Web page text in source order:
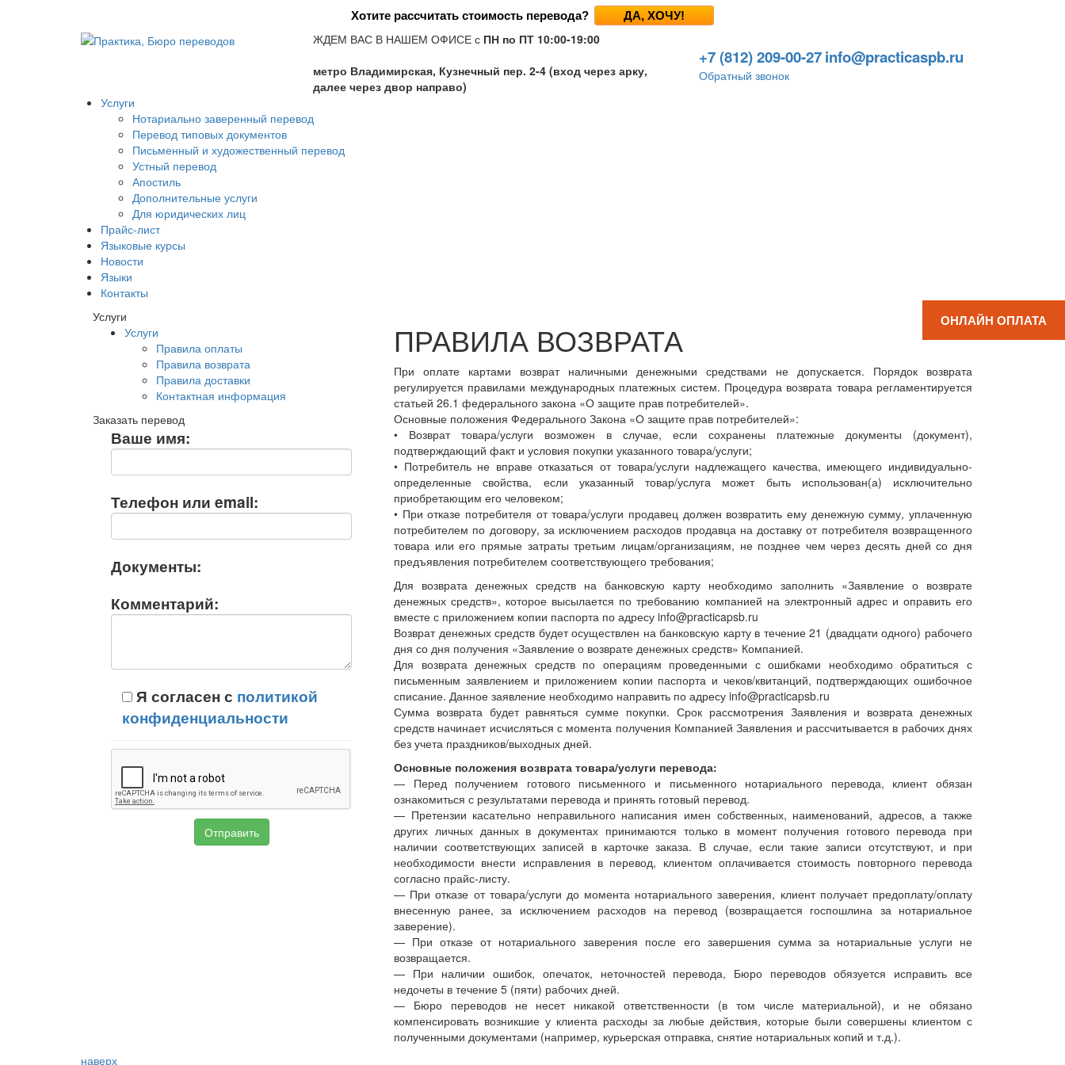
Хотите рассчитать стоимость перевода? ДА, ХОЧУ!
ЖДЕМ ВАС В НАШЕМ ОФИСЕ с ПН по ПТ 10:00-19:00
метро Владимирская, Кузнечный пер. 2-4 (вход через арку,
далее через двор направо)
+7 (812) 209-00-27info@practicaspb.ru
Обратный звонок
Услуги
Нотариально заверенный перевод
Перевод типовых документов
Письменный и художественный перевод
Устный перевод
Апостиль
Дополнительные услуги
Для юридических лиц
Прайс-лист
Языковые курсы
Новости
Языки
Контакты
ОНЛАЙН ОПЛАТА
Услуги
Услуги
Правила оплаты
Правила возврата
Правила доставки
Контактная информация
Заказать перевод
Ваше имя:
Телефон или email:
Документы:
Комментарий:
Я согласен с политикой
конфиденциальности
ПРАВИЛА ВОЗВРАТА
При оплате картами возврат наличными денежными средствами не допускается. Порядок возврата
регулируется правилами международных платежных систем. Процедура возврата товара регламентируется
статьей 26.1 федерального закона «О защите прав потребителей».
Основные положения Федерального Закона «О защите прав потребителей»:
• Возврат товара/услуги возможен в случае, если сохранены платежные документы (документ),
подтверждающий факт и условия покупки указанного товара/услуги;
• Потребитель не вправе отказаться от товара/услуги надлежащего качества, имеющего индивидуально-
определенные свойства, если указанный товар/услуга может быть использован(а) исключительно
приобретающим его человеком;
• При отказе потребителя от товара/услуги продавец должен возвратить ему денежную сумму, уплаченную
потребителем по договору, за исключением расходов продавца на доставку от потребителя возвращенного
товара или его прямые затраты третьим лицам/организациям, не позднее чем через десять дней со дня
предъявления потребителем соответствующего требования;
Для возврата денежных средств на банковскую карту необходимо заполнить «Заявление о возврате
денежных средств», которое высылается по требованию компанией на электронный адрес и оправить его
вместе с приложением копии паспорта по адресу info@practicapsb.ru
Возврат денежных средств будет осуществлен на банковскую карту в течение 21 (двадцати одного) рабочего
дня со дня получения «Заявление о возврате денежных средств» Компанией.
Для возврата денежных средств по операциям проведенными с ошибками необходимо обратиться с
письменным заявлением и приложением копии паспорта и чеков/квитанций, подтверждающих ошибочное
списание. Данное заявление необходимо направить по адресу info@practicapsb.ru
Сумма возврата будет равняться сумме покупки. Срок рассмотрения Заявления и возврата денежных
средств начинает исчисляться с момента получения Компанией Заявления и рассчитывается в рабочих днях
без учета праздников/выходных дней.
Основные положения возврата товара/услуги перевода:
— Перед получением готового письменного и письменного нотариального перевода, клиент обязан
ознакомиться с результатами перевода и принять готовый перевод.
— Претензии касательно неправильного написания имен собственных, наименований, адресов, а также
других личных данных в документах принимаются только в момент получения готового перевода при
наличии соответствующих записей в карточке заказа. В случае, если такие записи отсутствуют, и при
необходимости внести исправления в перевод, клиентом оплачивается стоимость повторного перевода
согласно прайс-листу.
— При отказе от товара/услуги до момента нотариального заверения, клиент получает предоплату/оплату
внесенную ранее, за исключением расходов на перевод (возвращается госпошлина за нотариальное
заверение).
— При отказе от нотариального заверения после его завершения сумма за нотариальные услуги не
возвращается.
— При наличии ошибок, опечаток, неточностей перевода, Бюро переводов обязуется исправить все
недочеты в течение 5 (пяти) рабочих дней.
— Бюро переводов не несет никакой ответственности (в том числе материальной), и не обязано
компенсировать возникшие у клиента расходы за любые действия, которые были совершены клиентом с
полученными документами (например, курьерская отправка, снятие нотариальных копий и т.д.).
наверх